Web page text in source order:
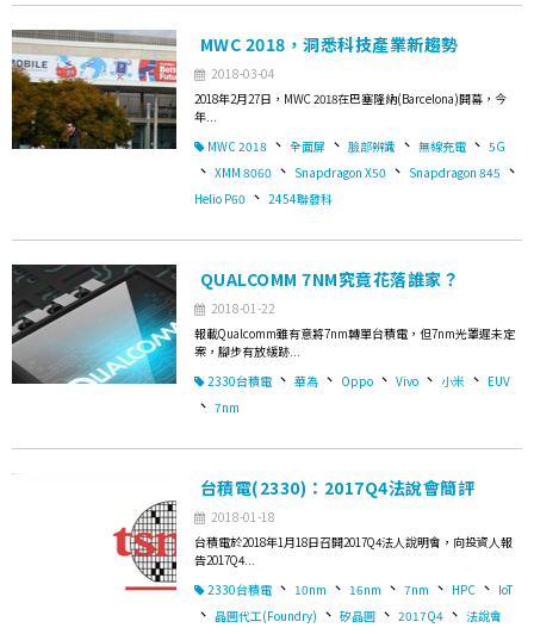
MWC 2018，洞悉科技產業新趨勢
2018-03-04
2018年2月27日，MWC 2018在巴塞隆納(Barcelona)開幕，今
年...
MWC 2018 、 全面屏 、 臉部辨識 、 無線充電 、 5G
、 XMM 8060 、 Snapdragon X50 、 Snapdragon 845 、
Helio P60 、 2454聯發科
QUALCOMM 7NM究竟花落誰家？
2018-01-22
報載Qualcomm雖有意將7nm轉單台積電，但7nm光罩遲未定
案，腳步有放緩跡...
2330台積電 、 華為 、 Oppo 、 Vivo 、 小米 、 EUV
、 7nm
台積電(2330)：2017Q4法說會簡評
2018-01-18
台積電於2018年1月18日召開2017Q4法人說明會，向投資人報
告2017Q4...
2330台積電 、 10nm 、 16nm 、 7nm 、 HPC 、 IoT
、 晶圓代工(Foundry) 、 矽晶圓 、 2017Q4 、 法說會